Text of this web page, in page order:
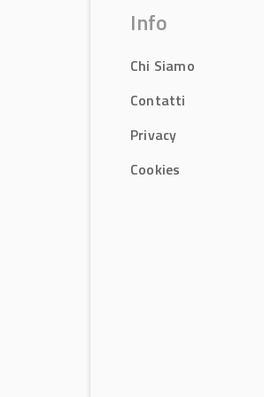
Info
Chi Siamo
Contatti
Privacy
Cookies